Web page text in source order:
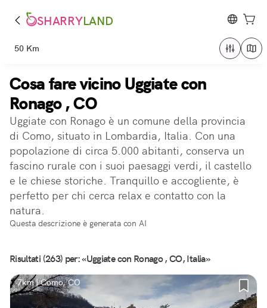
SHARRYLAND
50 Km
Cosa fare vicino Uggiate con
Ronago , CO
Uggiate con Ronago è un comune della provincia
di Como, situato in Lombardia, Italia. Con una
popolazione di circa 5.000 abitanti, conserva un
fascino rurale con i suoi paesaggi verdi, il castello
e le chiese storiche. Tranquillo e accogliente, è
perfetto per chi cerca relax e contatto con la
natura.
Questa descrizione è generata con AI
Risultati (263) per: «Uggiate con Ronago , CO, Italia»
7km | Como, CO